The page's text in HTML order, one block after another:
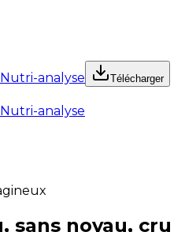
Nutri-analyse
Télécharger
Nutri-analyse
sans noyau, cru